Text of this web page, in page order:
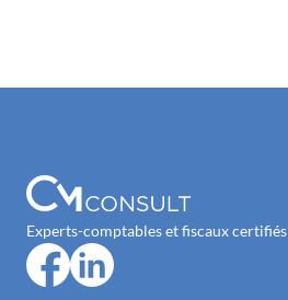
Experts-comptables et fiscaux certifiés